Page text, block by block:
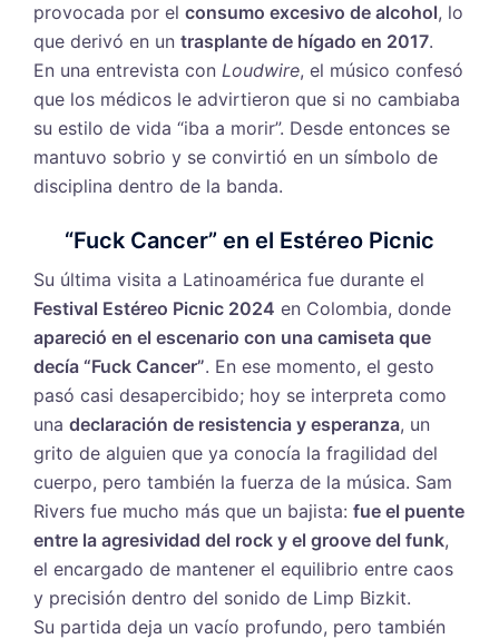
provocada por el consumo excesivo de alcohol, lo
que derivó en un trasplante de hígado en 2017.
En una entrevista con Loudwire, el músico confesó
que los médicos le advirtieron que si no cambiaba
su estilo de vida “iba a morir”. Desde entonces se
mantuvo sobrio y se convirtió en un símbolo de
disciplina dentro de la banda.
“Fuck Cancer” en el Estéreo Picnic
Su última visita a Latinoamérica fue durante el
Festival Estéreo Picnic 2024 en Colombia, donde
apareció en el escenario con una camiseta que
decía “Fuck Cancer”. En ese momento, el gesto
pasó casi desapercibido; hoy se interpreta como
una declaración de resistencia y esperanza, un
grito de alguien que ya conocía la fragilidad del
cuerpo, pero también la fuerza de la música. Sam
Rivers fue mucho más que un bajista: fue el puente
entre la agresividad del rock y el groove del funk,
el encargado de mantener el equilibrio entre caos
y precisión dentro del sonido de Limp Bizkit.
Su partida deja un vacío profundo, pero también